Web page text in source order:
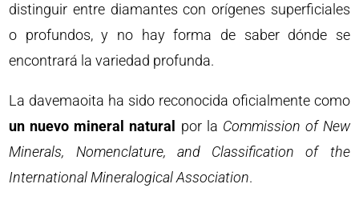
distinguir entre diamantes con orígenes superficiales
o profundos, y no hay forma de saber dónde se
encontrará la variedad profunda.
La davemaoita ha sido reconocida oficialmente como
un nuevo mineral natural
por la Commission of New
Minerals, Nomenclature, and Classification of the
International Mineralogical Association.